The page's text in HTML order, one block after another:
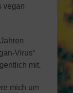
vegan
Virus“
mit.
mich um